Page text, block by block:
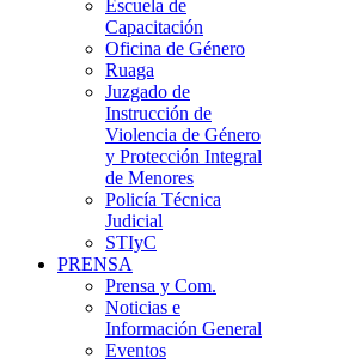
Escuela de
Capacitación
Oficina de Género
Ruaga
Juzgado de
Instrucción de
Violencia de Género
y Protección Integral
de Menores
Policía Técnica
Judicial
STIyC
PRENSA
Prensa y Com.
Noticias e
Información General
Eventos